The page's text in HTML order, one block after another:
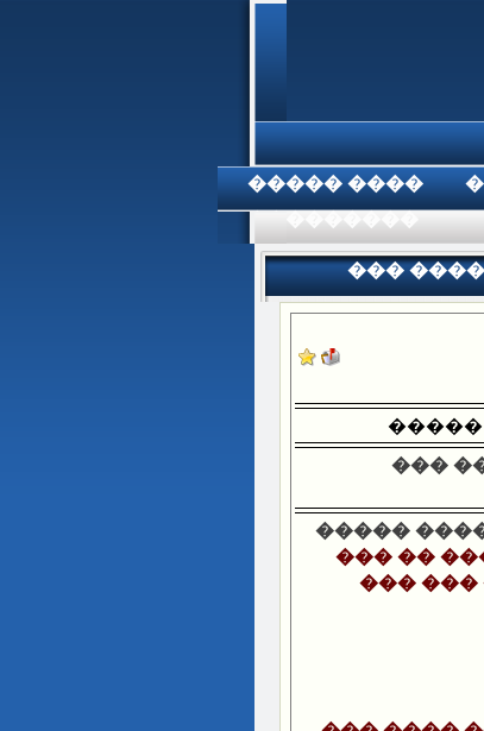
���� �����
���
���
�����
��� ��
��� ���